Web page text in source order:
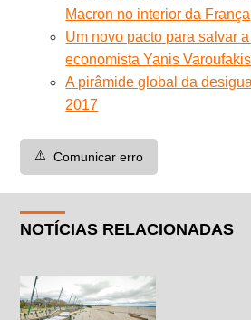
Macron no interior da França
Um novo pacto para salvar
economista Yanis Varoufakis
A pirâmide global da
2017
⚠️ Comunicar erro
NOTÍCIAS RELACIONADAS